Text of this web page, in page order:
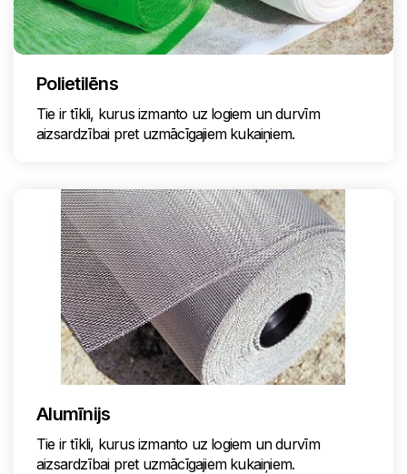
Polietilēns
Tie ir tīkli, kurus izmanto uz logiem un durvīm
aizsardzībai pret uzmācīgajiem kukaiņiem.
Alumīnijs
Tie ir tīkli, kurus izmanto uz logiem un durvīm
aizsardzībai pret uzmācīgajiem kukaiņiem.